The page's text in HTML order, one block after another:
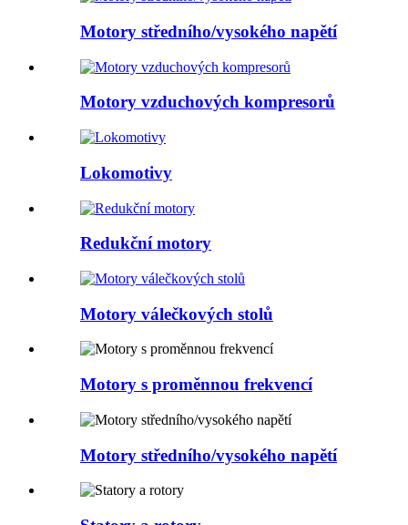
Motory středního/vysokého napětí
Motory vzduchových kompresorů
Lokomotivy
Redukční motory
Motory válečkových stolů
Motory s proměnnou frekvencí
Motory středního/vysokého napětí